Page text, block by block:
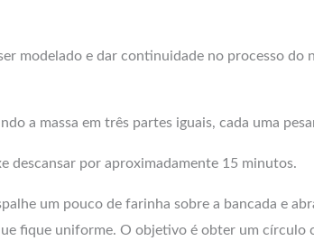
modelado e dar continuidade no processo do
a massa em três partes iguais, cada uma
descansar por aproximadamente 15 minutos.
um pouco de farinha sobre a bancada e
fique uniforme. O objetivo é obter um círculo